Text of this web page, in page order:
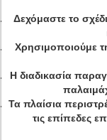
Δεχόμαστε το
Χρησιμοποιούμε
Η διαδικασία
Τα πλαίσια
τις επίπεδες